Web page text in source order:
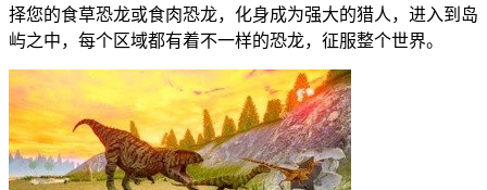
择您的食草恐龙或食肉恐龙，化身成为强大的猎人，进入到岛
屿之中，每个区域都有着不一样的恐龙，征服整个世界。